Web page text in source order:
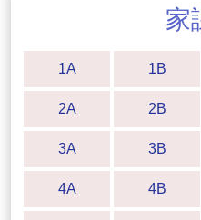
家
1A 1B
2A 2B
3A 3B
4A 4B